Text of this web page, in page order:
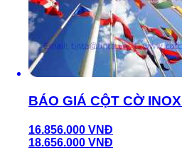
BÁO GIÁ CỘT CỜ
16.856.000 VNĐ
18.656.000 VNĐ